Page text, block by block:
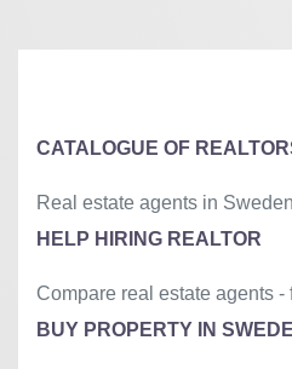
CATALOGUE OF
Real estate agents in Sweden
HELP HIRING REALTOR
Compare real estate agents -
BUY PROPERTY IN